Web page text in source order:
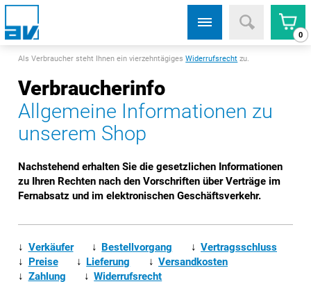
0
Als Verbraucher steht Ihnen ein vierzehntägigesWiderrufsrecht zu.
Verbraucherinfo
Allgemeine Informationen zu
unserem Shop
Nachstehend erhalten Sie die gesetzlichen Informationen
zu Ihren Rechten nach den Vorschriften über Verträge im
Fernabsatz und im elektronischen Geschäftsverkehr.
↓ Verkäufer ↓ Bestellvorgang ↓ Vertragsschluss
↓
Preise ↓ Lieferung ↓ Versandkosten
↓ Zahlung ↓ Widerrufsrecht